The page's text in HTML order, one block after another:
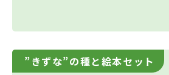
”きずな”の種と絵本セット